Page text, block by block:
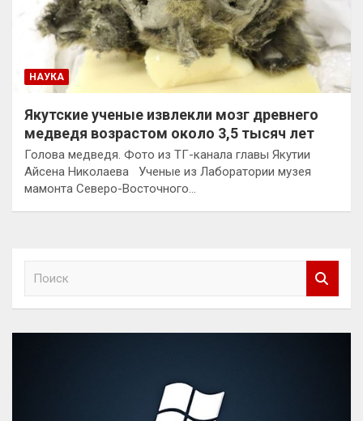
НАУКА
Якутские ученые извлекли мозг древнего
медведя возрастом около 3,5 тысяч лет
Голова медведя. Фото из ТГ-канала главы Якутии
Айсена Николаева Ученые из Лаборатории музея
мамонта Северо-Восточного…
к